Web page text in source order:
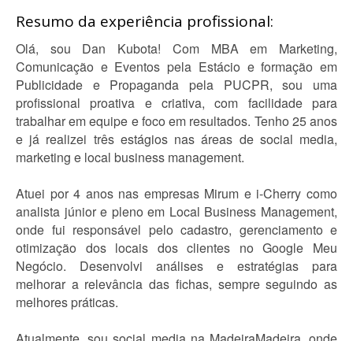
Resumo da experiência profissional:
Olá, sou Dan Kubota! Com MBA em Marketing,
Comunicação e Eventos pela Estácio e formação em
Publicidade e Propaganda pela PUCPR, sou uma
profissional proativa e criativa, com facilidade para
trabalhar em equipe e foco em resultados. Tenho 25 anos
e já realizei três estágios nas áreas de social media,
marketing e local business management.
Atuei por 4 anos nas empresas Mirum e i-Cherry como
analista júnior e pleno em Local Business Management,
onde fui responsável pelo cadastro, gerenciamento e
otimização dos locais dos clientes no Google Meu
Negócio. Desenvolvi análises e estratégias para
melhorar a relevância das fichas, sempre seguindo as
melhores práticas.